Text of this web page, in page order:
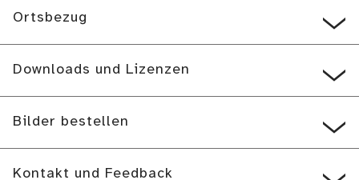
Ortsbezug
Downloads und Lizenzen
Bilder bestellen
Kontakt und Feedback